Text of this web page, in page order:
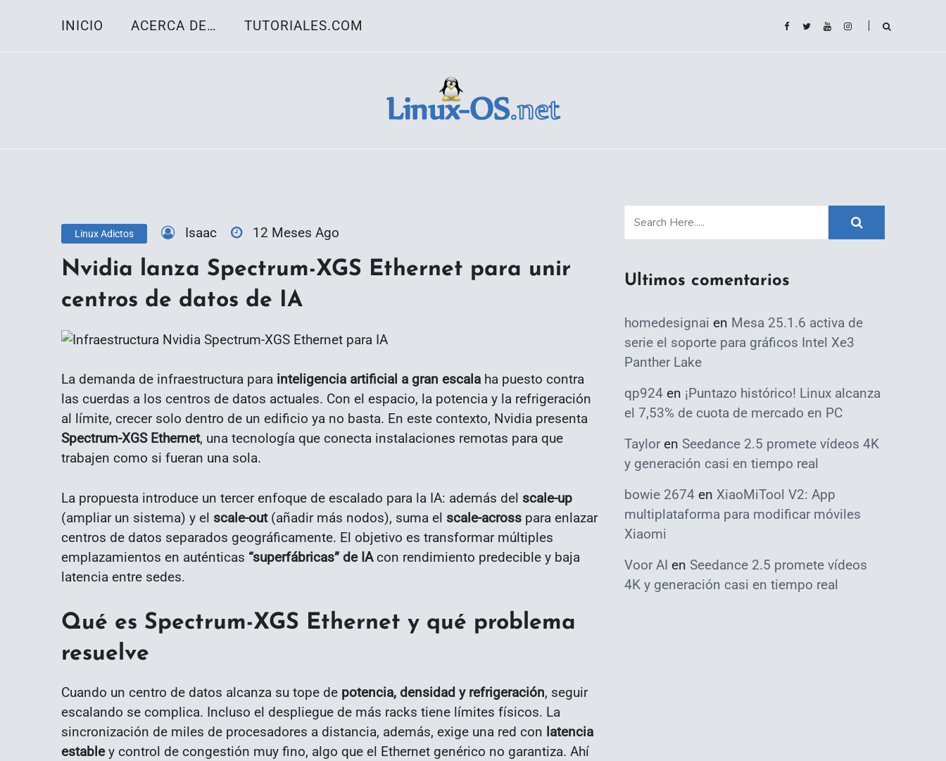
INICIO ACERCA DE… TUTORIALES.COM
Linux Adictos Isaac 12 Meses Ago
Nvidia lanza Spectrum-XGS Ethernet para unir
centros de datos de IA
La demanda de infraestructura para inteligencia artificial a gran escala ha puesto contra
las cuerdas a los centros de datos actuales. Con el espacio, la potencia y la refrigeración
al límite, crecer solo dentro de un edificio ya no basta. En este contexto, Nvidia presenta
Spectrum-XGS Ethernet, una tecnología que conecta instalaciones remotas para que
trabajen como si fueran una sola.
La propuesta introduce un tercer enfoque de escalado para la IA: además del scale-up
(ampliar un sistema) y el scale-out(añadir más nodos), suma el scale-across para enlazar
centros de datos separados geográficamente. El objetivo es transformar múltiples
emplazamientos en auténticas “superfábricas” de IAcon rendimiento predecible y baja
latencia entre sedes.
Qué es Spectrum-XGS Ethernet y qué problema
resuelve
Cuando un centro de datos alcanza su tope de potencia, densidad y refrigeración, seguir
escalando se complica. Incluso el despliegue de más racks tiene límites físicos. La
sincronización de miles de procesadores a distancia, además, exige una red con latencia
establey control de congestión muy fino, algo que el Ethernet genérico no garantiza. Ahí
Ultimos comentarios
homedesignai en Mesa 25.1.6 activa de
serie el soporte para gráficos Intel Xe3
Panther Lake
qp924 en ¡Puntazo histórico! Linux alcanza
el 7,53% de cuota de mercado en PC
Taylor en Seedance 2.5 promete vídeos 4K
y generación casi en tiempo real
bowie 2674 en XiaoMiTool V2: App
multiplataforma para modificar móviles
Xiaomi
Voor AI en Seedance 2.5 promete vídeos
4K y generación casi en tiempo real